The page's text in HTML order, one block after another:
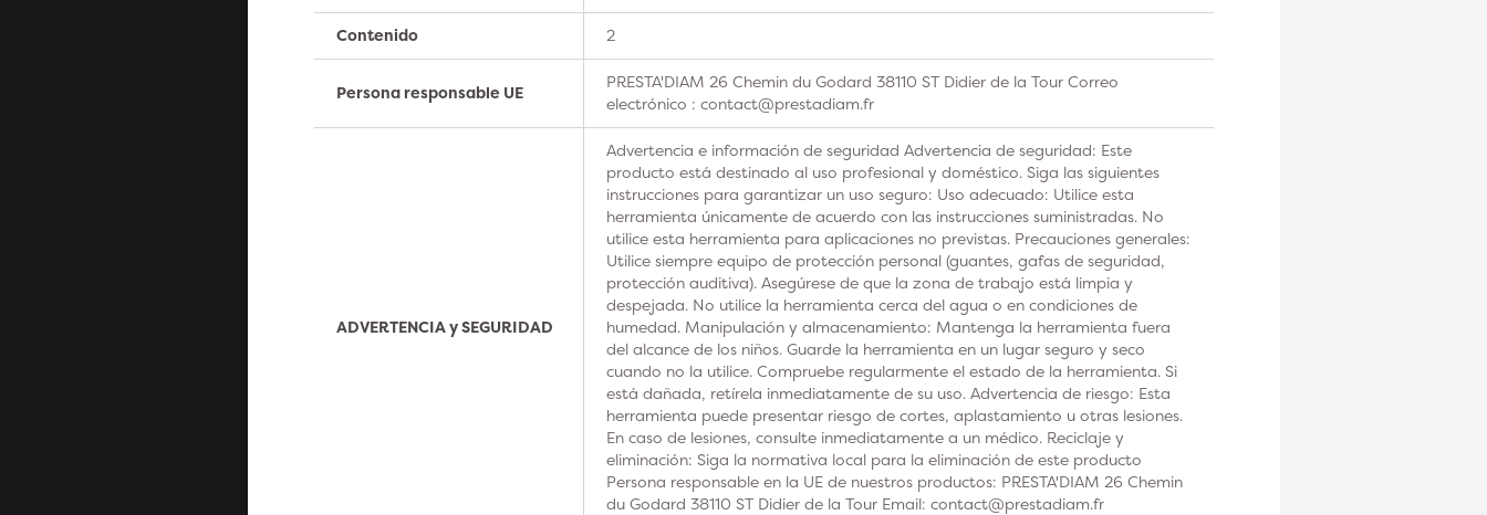
Contenido 2
Persona responsable UE
PRESTA'DIAM 26 Chemin du Godard 38110 ST Didier de la Tour Correo
electrónico : contact@prestadiam.fr
ADVERTENCIA y SEGURIDAD
Advertencia e información de seguridad Advertencia de seguridad: Este
producto está destinado al uso profesional y doméstico. Siga las siguientes
instrucciones para garantizar un uso seguro: Uso adecuado: Utilice esta
herramienta únicamente de acuerdo con las instrucciones suministradas. No
utilice esta herramienta para aplicaciones no previstas. Precauciones generales:
Utilice siempre equipo de protección personal (guantes, gafas de seguridad,
protección auditiva). Asegúrese de que la zona de trabajo está limpia y
despejada. No utilice la herramienta cerca del agua o en condiciones de
humedad. Manipulación y almacenamiento: Mantenga la herramienta fuera
del alcance de los niños. Guarde la herramienta en un lugar seguro y seco
cuando no la utilice. Compruebe regularmente el estado de la herramienta. Si
está dañada, retírela inmediatamente de su uso. Advertencia de riesgo: Esta
herramienta puede presentar riesgo de cortes, aplastamiento u otras lesiones.
En caso de lesiones, consulte inmediatamente a un médico. Reciclaje y
eliminación: Siga la normativa local para la eliminación de este producto
Persona responsable en la UE de nuestros productos: PRESTA'DIAM 26 Chemin
du Godard 38110 ST Didier de la Tour Email: contact@prestadiam.fr